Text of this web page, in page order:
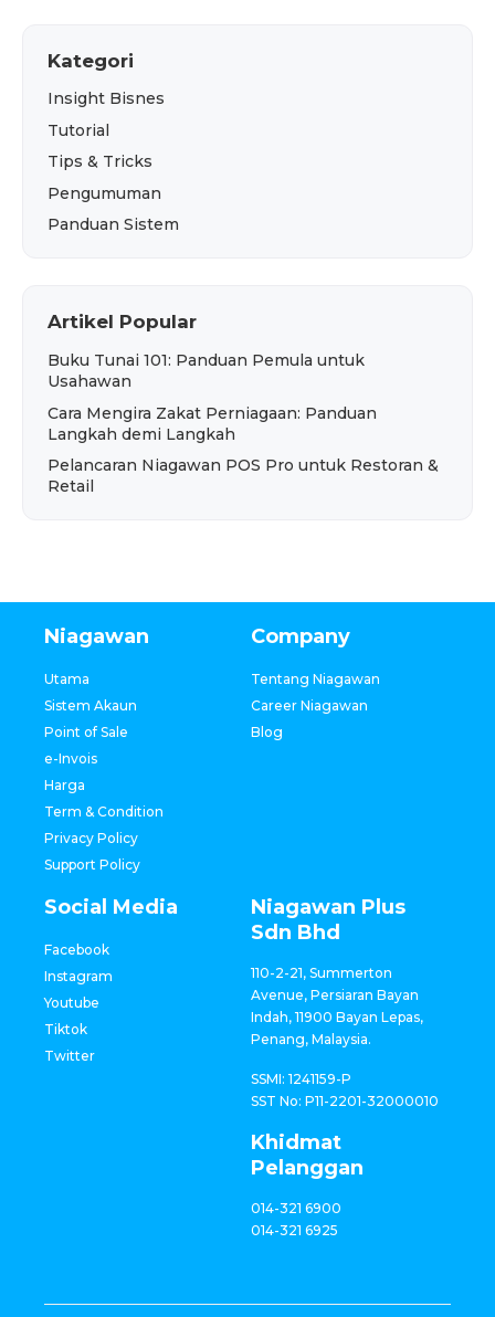
Kategori
Insight Bisnes
Tutorial
Tips & Tricks
Pengumuman
Panduan Sistem
Artikel Popular
Buku Tunai 101: Panduan Pemula untuk
Usahawan
Cara Mengira Zakat Perniagaan: Panduan
Langkah demi Langkah
Pelancaran Niagawan POS Pro untuk Restoran &
Retail
Niagawan
Utama
Sistem Akaun
Point of Sale
e-Invois
Harga
Term & Condition
Privacy Policy
Support Policy
Company
Tentang Niagawan
Career Niagawan
Blog
Social Media
Facebook
Instagram
Youtube
Tiktok
Twitter
Niagawan Plus
Sdn Bhd
110-2-21, Summerton
Avenue, Persiaran Bayan
Indah, 11900 Bayan Lepas,
Penang, Malaysia.
SSMI: 1241159-P
SST No: P11-2201-32000010
Khidmat
Pelanggan
014-321 6900
014-321 6925